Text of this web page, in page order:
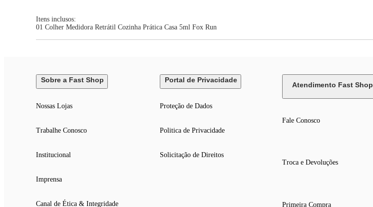
Itens inclusos:
01 Colher Medidora Retrátil Cozinha Prática Casa 5ml Fox Run
Sobre a Fast Shop
Nossas Lojas
Trabalhe Conosco
Institucional
Imprensa
Canal de Ética & Integridade
Portal de Privacidade
Proteção de Dados
Politica de Privacidade
Solicitação de Direitos
Atendimento Fast Shop
Fale Conosco
Troca e Devoluções
Primeira Compra